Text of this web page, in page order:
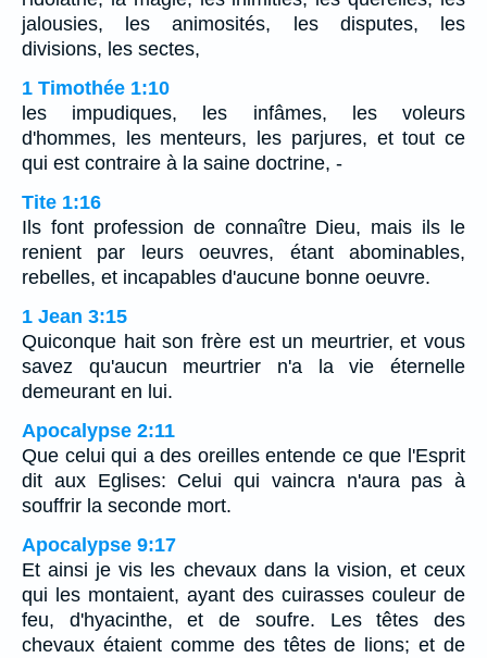
jalousies, les animosités, les disputes, les
divisions, les sectes,
1 Timothée 1:10
les impudiques, les infâmes, les voleurs
d'hommes, les menteurs, les parjures, et tout ce
qui est contraire à la saine doctrine, -
Tite 1:16
Ils font profession de connaître Dieu, mais ils le
renient par leurs oeuvres, étant abominables,
rebelles, et incapables d'aucune bonne oeuvre.
1 Jean 3:15
Quiconque hait son frère est un meurtrier, et vous
savez qu'aucun meurtrier n'a la vie éternelle
demeurant en lui.
Apocalypse 2:11
Que celui qui a des oreilles entende ce que l'Esprit
dit aux Eglises: Celui qui vaincra n'aura pas à
souffrir la seconde mort.
Apocalypse 9:17
Et ainsi je vis les chevaux dans la vision, et ceux
qui les montaient, ayant des cuirasses couleur de
feu, d'hyacinthe, et de soufre. Les têtes des
chevaux étaient comme des têtes de lions; et de